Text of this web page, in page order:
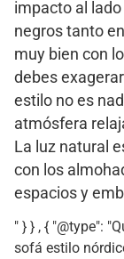
impacto al
negros tanto
muy bien con
debes
estilo no es
atmósfera
La luz natural
con los
espacios y
" } } , { "@type":
sofá estilo